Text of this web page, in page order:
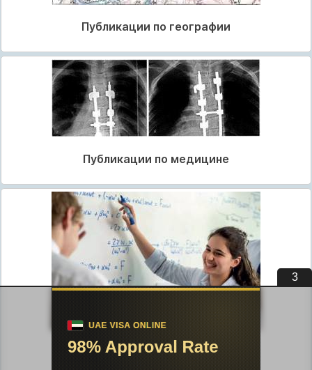
Публикации по географии
Публикации по медицине
Публикации по педагогике
2